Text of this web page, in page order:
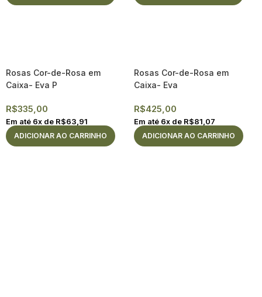
Rosas Cor-de-Rosa em
Caixa- Eva P
R$335,00
Em até 6x de R$63,91
ADICIONAR AO CARRINHO
Rosas Cor-de-Rosa em
Caixa- Eva
R$425,00
Em até 6x de R$81,07
ADICIONAR AO CARRINHO